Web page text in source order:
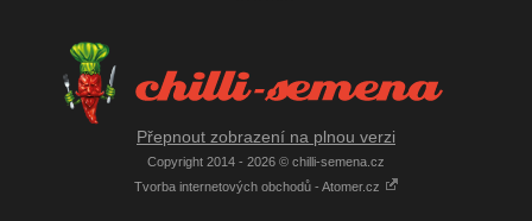
Přepnout zobrazení na plnou verzi
Copyright 2014 - 2026 © chilli-semena.cz
Tvorba internetových obchodů - Atomer.cz